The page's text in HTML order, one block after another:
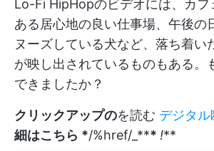
Lo-Fi HipHopのビデオには、カフ
ある居心地の良い仕事場、午後の
ヌーズしている犬など、落ち着い
が映し出されているものもある。
できましたか？
クリックアップのを読む デジタル
細はこちら */%href/_*** !**